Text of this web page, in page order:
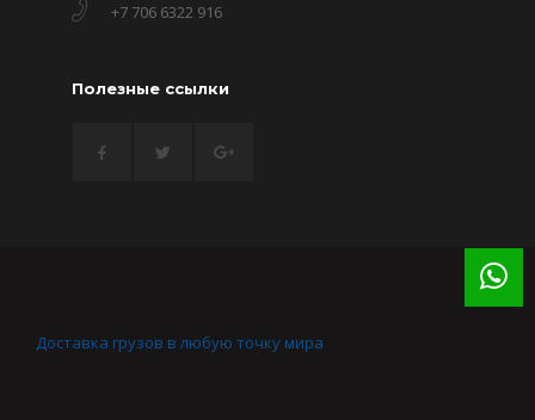
+7 706 6322 916
Полезные ссылки
Доставка грузов в любую точку мира